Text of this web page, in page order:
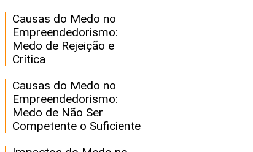
Causas do Medo no
Empreendedorismo:
Medo de Rejeição e
Crítica
Causas do Medo no
Empreendedorismo:
Medo de Não Ser
Competente o Suficiente